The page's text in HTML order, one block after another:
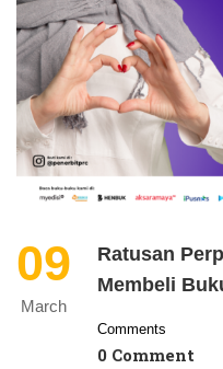
09
March
Ratusan
Membeli
Comments
0 Comment